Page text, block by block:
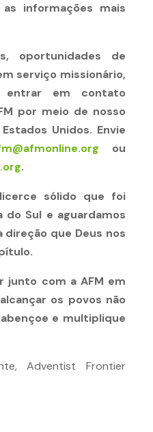
informações mais
oportunidades de
serviço missionário,
entrar em contato
por meio de nosso
Unidos. Envie
ou
.
sólido que foi
Sul e aguardamos
que Deus nos
junto com a AFM em
os povos não
e multiplique
Adventist Frontier